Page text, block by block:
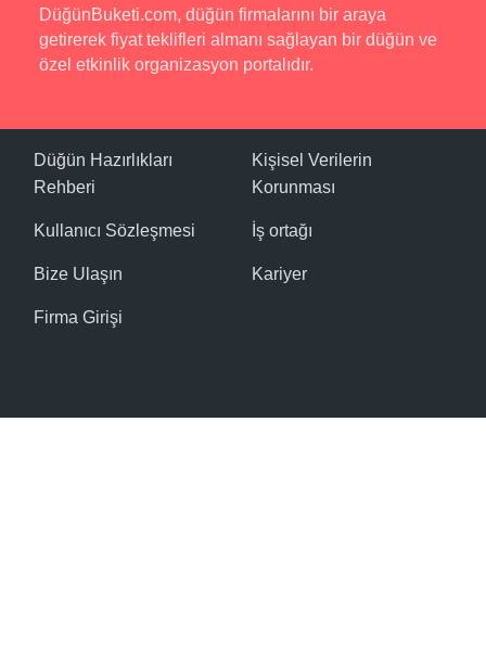
DüğünBuketi.com, düğün firmalarını bir araya
getirerek fiyat teklifleri almanı sağlayan bir düğün ve
özel etkinlik organizasyon portalıdır.
Düğün Hazırlıkları
Rehberi
Kullanıcı Sözleşmesi
Bize Ulaşın
Firma Girişi
Kişisel Verilerin
Korunması
İş ortağı
Kariyer